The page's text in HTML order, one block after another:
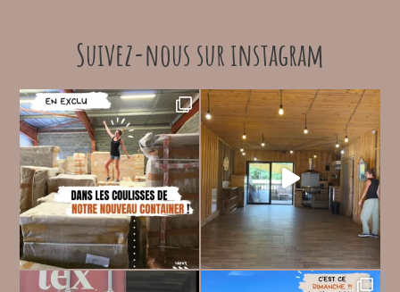
Suivez-nous sur instagram